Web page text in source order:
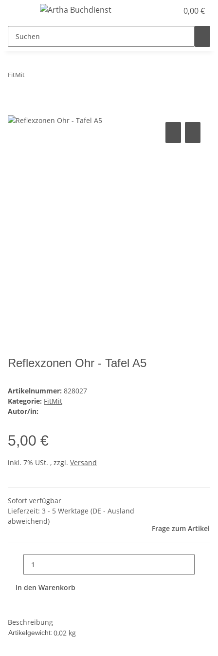
0,00 €
FitMit
Reflexzonen Ohr - Tafel A5
Artikelnummer: 828027
Kategorie: FitMit
Autor/in:
5,00 €
inkl. 7% USt. , zzgl. Versand
Sofort verfügbar
Lieferzeit: 3 - 5 Werktage (DE - Ausland
abweichend)
Frage zum Artikel
In den Warenkorb
Beschreibung
Artikelgewicht:0,02 kg